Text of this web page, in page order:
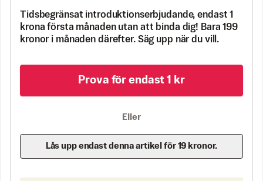
Tidsbegränsat introduktionserbjudande, endast 1
krona första månaden utan att binda dig! Bara 199
kronor i månaden därefter. Säg upp när du vill.
Prova för endast 1 kr
Eller
Lås upp endast denna artikel för 19 kronor.